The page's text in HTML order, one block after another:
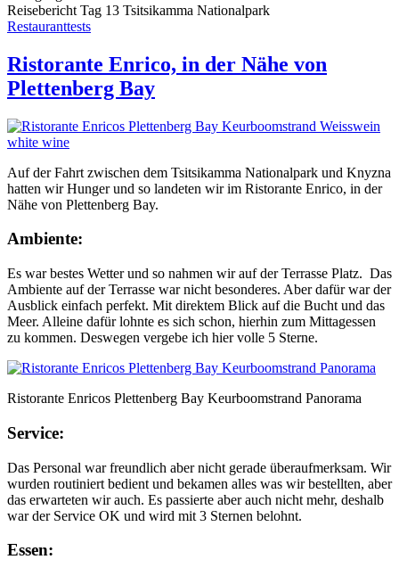
Reisebericht Tag 13 Tsitsikamma Nationalpark
Restauranttests
Ristorante Enrico, in der Nähe von
Plettenberg Bay
Auf der Fahrt zwischen dem Tsitsikamma Nationalpark und Knyzna
hatten wir Hunger und so landeten wir im Ristorante Enrico, in der
Nähe von Plettenberg Bay.
Ambiente:
Es war bestes Wetter und so nahmen wir auf der Terrasse Platz. Das
Ambiente auf der Terrasse war nicht besonderes. Aber dafür war der
Ausblick einfach perfekt. Mit direktem Blick auf die Bucht und das
Meer. Alleine dafür lohnte es sich schon, hierhin zum Mittagessen
zu kommen. Deswegen vergebe ich hier volle 5 Sterne.
Ristorante Enricos Plettenberg Bay Keurboomstrand Panorama
Service:
Das Personal war freundlich aber nicht gerade überaufmerksam. Wir
wurden routiniert bedient und bekamen alles was wir bestellten, aber
das erwarteten wir auch. Es passierte aber auch nicht mehr, deshalb
war der Service OK und wird mit 3 Sternen belohnt.
Essen: